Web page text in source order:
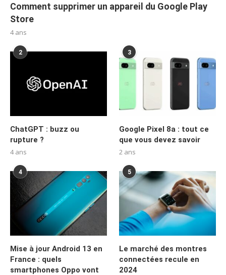
Comment supprimer un appareil du Google Play
Store
4 ans
2
ChatGPT : buzz ou
rupture ?
4 ans
3
Google Pixel 8a : tout ce
que vous devez savoir
2 ans
4
Mise à jour Android 13 en
France : quels
smartphones Oppo vont
5
Le marché des montres
connectées recule en
2024